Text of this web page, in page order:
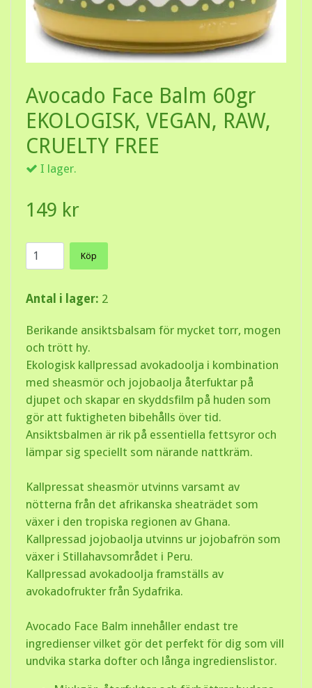
Avocado Face Balm 60gr
EKOLOGISK, VEGAN, RAW,
CRUELTY FREE
I lager.
149 kr
Köp
Antal i lager: 2
Berikande ansiktsbalsam för mycket torr, mogen
och trött hy.
Ekologisk kallpressad avokadoolja i kombination
med sheasmör och jojobaolja återfuktar på
djupet och skapar en skyddsfilm på huden som
gör att fuktigheten bibehålls över tid.
Ansiktsbalmen är rik på essentiella fettsyror och
lämpar sig speciellt som närande nattkräm.
Kallpressat sheasmör utvinns varsamt av
nötterna från det afrikanska sheaträdet som
växer i den tropiska regionen av Ghana.
Kallpressad jojobaolja utvinns ur jojobafrön som
växer i Stillahavsområdet i Peru.
Kallpressad avokadoolja framställs av
avokadofrukter från Sydafrika.
Avocado Face Balm innehåller endast tre
ingredienser vilket gör det perfekt för dig som vill
undvika starka dofter och långa ingredienslistor.